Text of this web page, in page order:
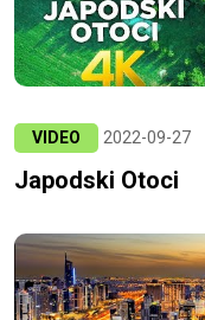
VIDEO 2022-09-27
Japodski Otoci